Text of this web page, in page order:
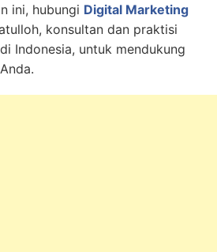
ini, hubungi Digital Marketing
konsultan dan praktisi
Indonesia, untuk mendukung